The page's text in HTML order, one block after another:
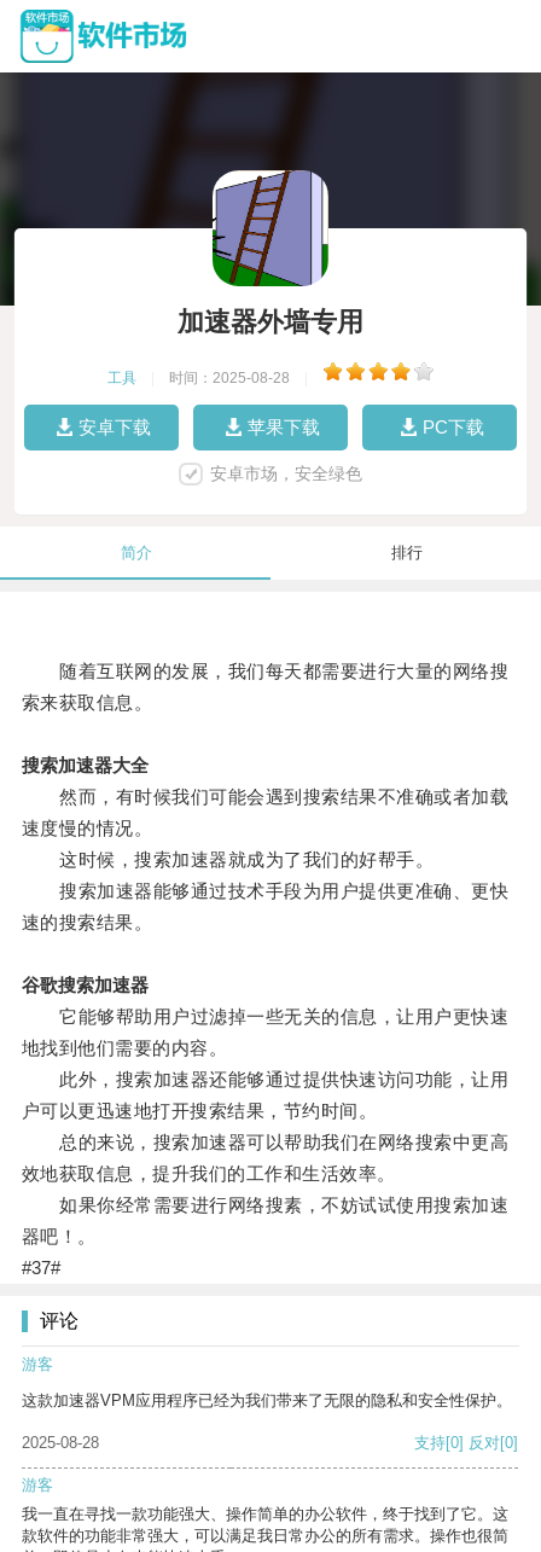
加速器外墙专用
工具 时间：2025-08-28
安卓下载 苹果下载 PC下载
安卓市场，安全绿色
简介 排行
随着互联网的发展，我们每天都需要进行大量的网络搜
索来获取信息。
搜索加速器大全
然而，有时候我们可能会遇到搜索结果不准确或者加载
速度慢的情况。
这时候，搜索加速器就成为了我们的好帮手。
搜索加速器能够通过技术手段为用户提供更准确、更快
速的搜索结果。
谷歌搜索加速器
它能够帮助用户过滤掉一些无关的信息，让用户更快速
地找到他们需要的内容。
此外，搜索加速器还能够通过提供快速访问功能，让用
户可以更迅速地打开搜索结果，节约时间。
总的来说，搜索加速器可以帮助我们在网络搜索中更高
效地获取信息，提升我们的工作和生活效率。
如果你经常需要进行网络搜素，不妨试试使用搜索加速
器吧！。
#37#
评论
游客
这款加速器VPM应用程序已经为我们带来了无限的隐私和安全性保护。
2025-08-28 支持[0] 反对[0]
游客
我一直在寻找一款功能强大、操作简单的办公软件，终于找到了它。这
款软件的功能非常强大，可以满足我日常办公的所有需求。操作也很简